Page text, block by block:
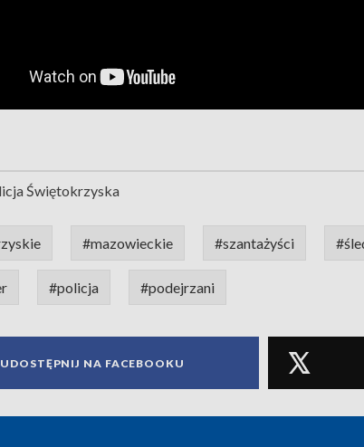
Świętokrzyska
#mazowieckie #szantażyści
#policja #podejrzani
UDOSTĘPNIJ NA FACEBOOKU